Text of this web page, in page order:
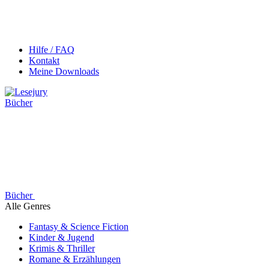
Hilfe / FAQ
Kontakt
Meine Downloads
Bücher
Bücher
Alle Genres
Fantasy & Science Fiction
Kinder & Jugend
Krimis & Thriller
Romane & Erzählungen